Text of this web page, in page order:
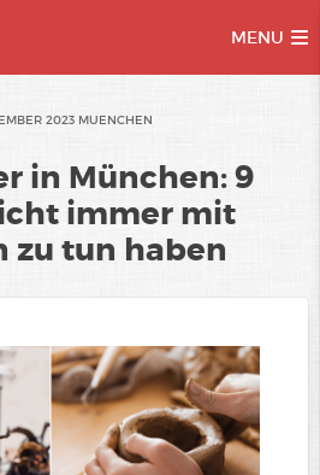
MENU
2023 MUENCHEN
in München: 9
immer mit
zu tun haben